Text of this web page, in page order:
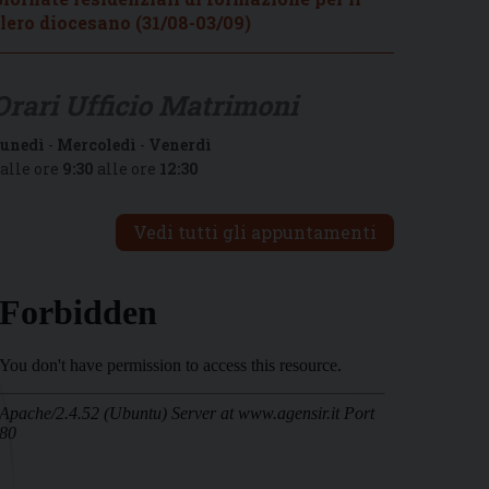
diocesano (31/08-03/09)
- Mercoledì - Venerdì
ore 9:30 alle ore 12:30
Vedi tutti gli appuntamenti